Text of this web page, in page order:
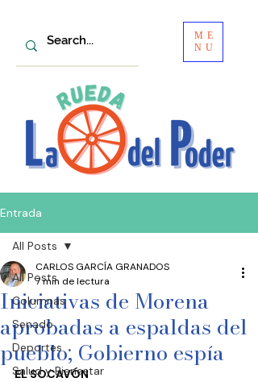
ME
NU
Entrada
All Posts
Columnas
Senado
Deportes
Salud y Bienestar
All Posts
Iniciativas de Morena
aprobadas a espaldas del
pueblo; Gobierno espía
CARLOS GARCÍA GRANADOS
7 min de lectura
EL SOCAVÓN